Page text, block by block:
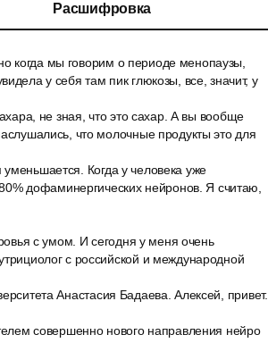
Расшифровка
когда мы говорим о периоде менопаузы,
у себя там пик глюкозы, все, значит, у
не зная, что это сахар. А вы вообще
что молочные продукты это для
Когда у человека уже
дофаминергических нейронов. Я считаю,
с умом. И сегодня у меня очень
с российской и международной
Анастасия Бадаева. Алексей, привет.
совершенно нового направления нейро